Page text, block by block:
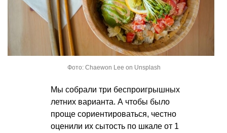
Фото: Chaewon Lee on Unsplash
Мы собрали три беспроигрышных
летних варианта. А чтобы было
проще сориентироваться, честно
оценили их сытость по шкале от 1